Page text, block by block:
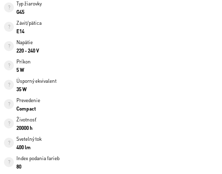
Typ žiarovky
G45
Závit/pätica
E14
Napätie
220 - 240 V
Príkon
5 W
Úsporný ekvivalent
35 W
Prevedenie
Compact
Životnosť
20000 h
Svetelný tok
400 lm
Index podania farieb
80